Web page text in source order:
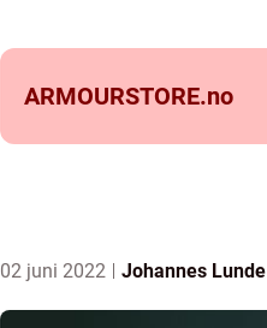
ARMOURSTORE.no
02 juni 2022 Johannes Lunde